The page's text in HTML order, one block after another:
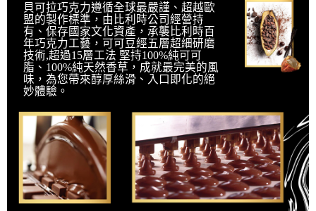
貝可拉巧克力遵循全球最嚴謹、超越歐
盟的製作標準，由比利時公司經營持
有、保存國家文化資產，承襲比利時百
年巧克力工藝，可可豆經五層超細研磨
技術,超過15層工法 堅持100%純可可
脂、100%純天然香草，成就最完美的風
味，為您帶來醇厚絲滑、入口即化的絕
妙體驗。